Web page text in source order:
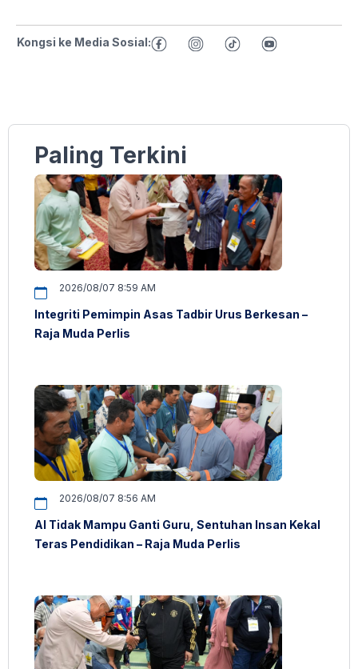
Kongsi ke Media Sosial:
Paling Terkini
2026/08/07 8:59 AM
Integriti Pemimpin Asas Tadbir Urus Berkesan –
Raja Muda Perlis
2026/08/07 8:56 AM
AI Tidak Mampu Ganti Guru, Sentuhan Insan Kekal
Teras Pendidikan – Raja Muda Perlis